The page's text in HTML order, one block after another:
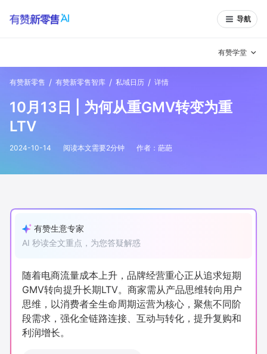
导航
有赞学堂
有赞说案例拆解 有赞专家说
有赞春季发布会
新零售私享会 门店经营增长公开课
AllValue 战略合作
增长产品指南
有赞新零售 / 有赞新零售智库 / 私域日历 / 详情
10月13日 | 为何从重GMV转变为重
LTV
2024-10-14 阅读本文需要2分钟 作者： 葩葩
有赞生意专家
AI 秒读全文重点，为您答疑解惑
随着电商流量成本上升，品牌经营重心正从追求短期
GMV转向提升长期LTV。商家需从产品思维转向用户
思维，以消费者全生命周期运营为核心，聚焦不同阶
段需求，强化全链路连接、互动与转化，提升复购和
利润增长。